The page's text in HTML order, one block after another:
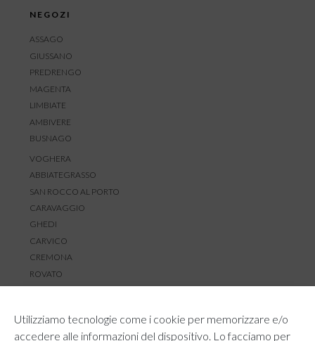
Utilizziamo tecnologie come i cookie per memorizzare e/o
accedere alle informazioni del dispositivo. Lo facciamo per
NEGOZI
ASSAGO
GIUSSANO
PREDRENGO
MAGENTA
LIMBIATE
AMBIVERE
BUSNAGO
VOGHERA
ABBIATEGRASSO
SAN ROCCO AL PORTO
CARAVAGGIO
GHEDI
CARVICO
CREMONA
ROVATO